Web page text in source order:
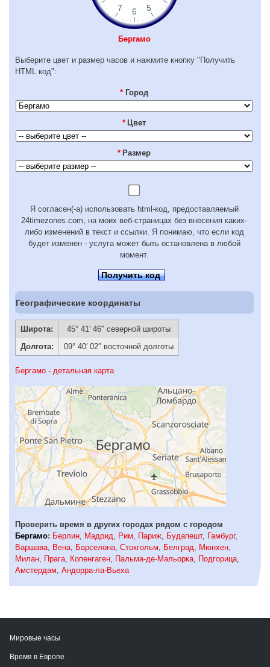
Бергамо
Выберите цвет и размер часов и нажмите кнопку "Получить
HTML код":
* Город
* Цвет
* Размер
Я согласен(-а) использовать html-код, предоставляемый
24timezones.com, на моих веб-страницах без внесения каких-
либо изменений в текст и ссылки. Я понимаю, что если код
будет изменен - услуга может быть остановлена в любой
момент.
Получить код
Географические координаты
Широта:
45° 41′ 46″ северной широты
Долгота:
09° 40′ 02″ восточной долготы
Бергамо - детальная карта
Проверить время в других городах рядом с городом
Бергамо: Берлин Мадрид Рим Париж Будапешт, Гамбург,
Варшава
Вена Барселона Стокгольм Белград Мюнхен
Милан
Прага Копенгаген Пальма-де-Мальорка Подгорица
Амстердам Андорра-ла-Вьеха
Мировые часы
Время в Европе